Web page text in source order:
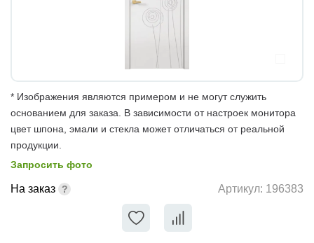
* Изображения являются примером и не могут служить
основанием для заказа. В зависимости от настроек монитора
цвет шпона, эмали и стекла может отличаться от реальной
продукции.
Запросить фото
На заказ Артикул: 196383